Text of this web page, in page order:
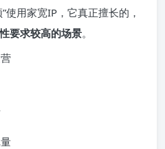
使用家宽IP，它真正擅长的，
要求较高的场景。